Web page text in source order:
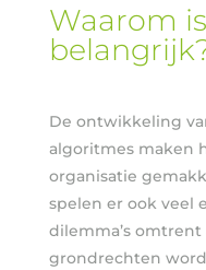
Waarom
De ontwikkeling
algoritmes maken
organisatie
spelen er ook veel
dilemma’s
grondrechten